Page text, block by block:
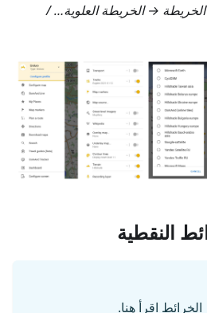
→ الخريطة العلوية…/
النقطية
اقرأ هنا.